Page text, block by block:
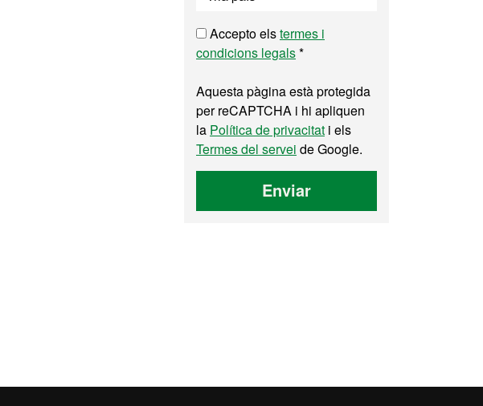
Accepto elstermes i
condicions legals*
Aquesta pàgina està protegida
per reCAPTCHA i hi apliquen
la Política de privacitat i els
Termes del servei de Google.
Enviar